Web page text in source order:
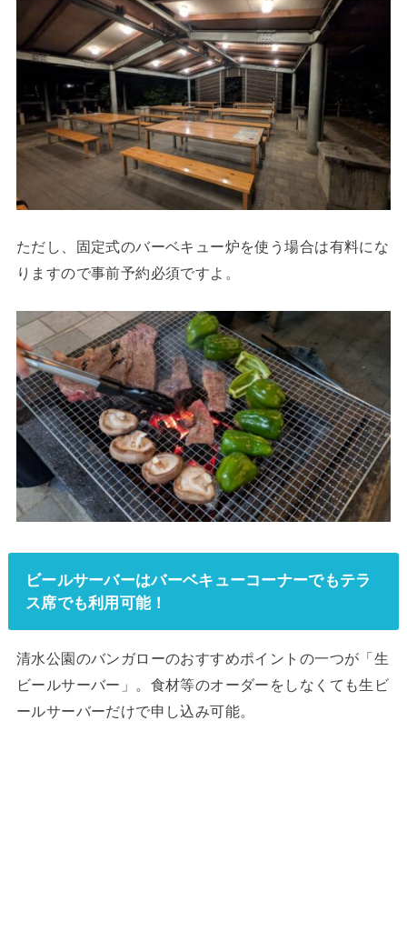
ただし、固定式のバーベキュー炉を使う場合は有料にな
りますので事前予約必須ですよ。
ビールサーバーはバーベキューコーナーでもテラ
ス席でも利用可能！
清水公園のバンガローのおすすめポイントの一つが「生
ビールサーバー」。食材等のオーダーをしなくても生ビ
ールサーバーだけで申し込み可能。